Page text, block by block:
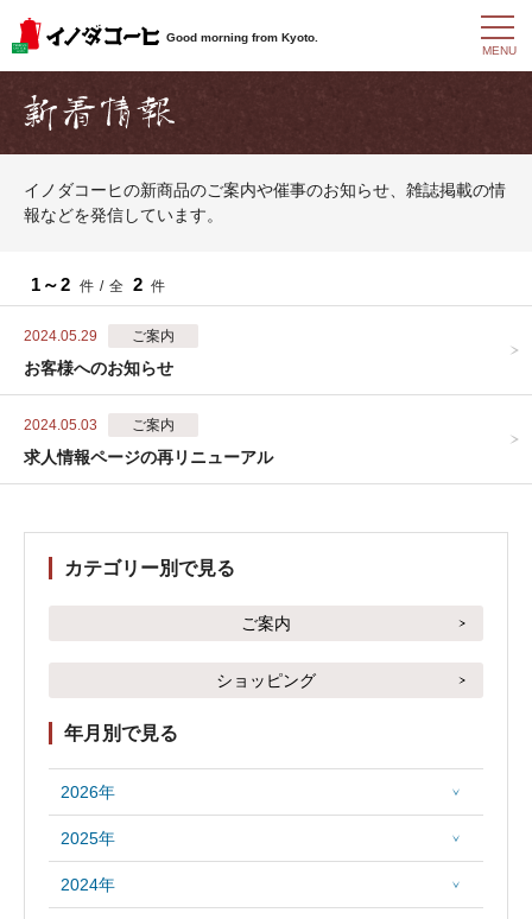
Good morning from Kyoto.
t
o
n
v
i
MENU
イノダコーヒの新商品のご案内や催事のお知らせ、雑誌掲載の情
報などを発信しています。
1～2 件 / 全 2 件
2024.05.29 ご案内
お客様へのお知らせ
2024.05.03 ご案内
求人情報ページの再リニューアル
カテゴリー別で見る
ご案内
ショッピング
年月別で見る
2026年
2025年
2024年